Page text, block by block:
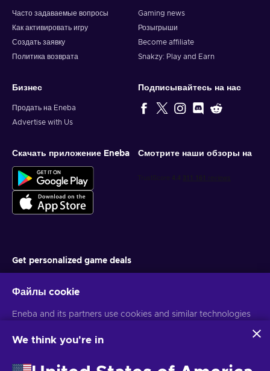
Часто задаваемые вопросы
Как активировать игру
Создать заявку
Политика возврата
Gaming news
Розыгрыши
Become affiliate
Snakzy: Play and Earn
Бизнес
Продать на Eneba
Advertise with Us
Подписывайтесь на нас
Скачать приложение Eneba Смотрите наши обзоры на
Get personalized game deals
information
Файлы cookie
Eneba and its partners use cookies and similar technologies
website. We use this information to enhance content,
may also be used for ads personalization.
We think you're in